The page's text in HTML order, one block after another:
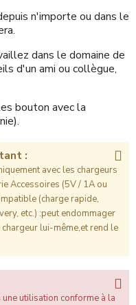
n'importe ou dans le
dans le domaine de
d'un ami ou collègue,
bouton avec la
:
avec les chargeurs
Accessoires (5V / 1A ou
(charge rapide,
etc.) :peut endommager
lui-même,et rend le
utilisation conforme à la